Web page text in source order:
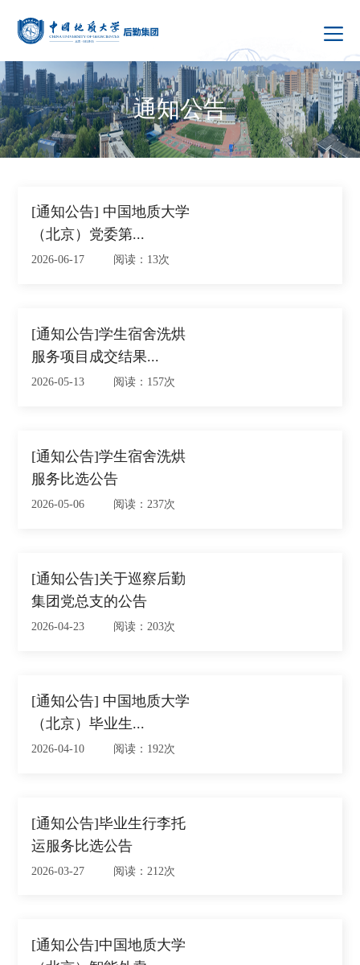
通知公告
[通知公告] 中国地质大学
（北京）党委第...
2026-06-17 阅读：13次
[通知公告]学生宿舍洗烘
服务项目成交结果...
2026-05-13 阅读：157次
[通知公告]学生宿舍洗烘
服务比选公告
2026-05-06 阅读：237次
[通知公告]关于巡察后勤
集团党总支的公告
2026-04-23 阅读：203次
[通知公告] 中国地质大学
（北京）毕业生...
2026-04-10 阅读：192次
[通知公告]毕业生行李托
运服务比选公告
2026-03-27 阅读：212次
[通知公告]中国地质大学